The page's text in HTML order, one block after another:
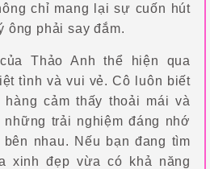
chỉ mang lại sự cuốn hút
ông phải say đắm.
Thảo Anh thể hiện qua
tình và vui vẻ. Cô luôn biết
cảm thấy thoải mái và
những trải nghiệm đáng nhớ
nhau. Nếu bạn đang tìm
xinh đẹp vừa có khả năng